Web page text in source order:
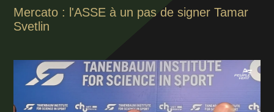
Mercato : l'ASSE à un pas de signer Tamar
Svetlin